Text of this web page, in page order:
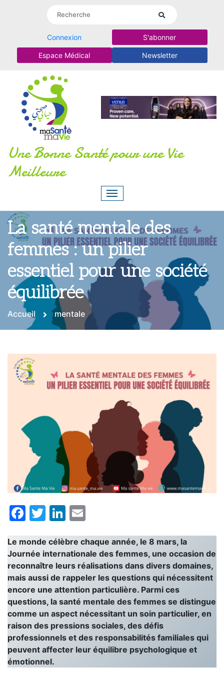
Connexion S'abonner
Espace Médical Newsletter
Une Bonne Santé pour une Vie
Meilleure
La santé mentale des
femmes : un pilier
essentiel pour une société
équilibrée
Accueil mentale
Facebook
TwitterLinkedIn
Le monde célèbre chaque année, le 8 mars, la
Journée internationale des femmes, une occasion de
reconnaître leurs réalisations dans divers domaines,
mais aussi de rappeler les questions qui nécessitent
encore une attention particulière. Parmi ces
questions, la santé mentale des femmes se distingue
comme un aspect nécessitant un soin particulier, en
raison des pressions sociales, des défis
professionnels et des responsabilités familiales qui
peuvent affecter leur équilibre psychologique et
émotionnel.